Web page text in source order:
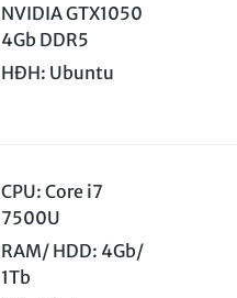
NVIDIA GTX1050
4Gb DDR5
HĐH: Ubuntu
CPU: Core i7
7500U
RAM/ HDD: 4Gb/
1Tb